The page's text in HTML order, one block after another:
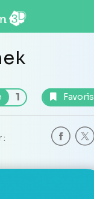
1 Favoris
: